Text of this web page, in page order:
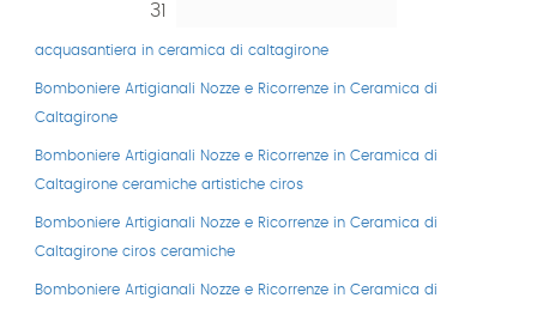
31
acquasantiera in ceramica di caltagirone
Bomboniere Artigianali Nozze e Ricorrenze in Ceramica di
Caltagirone
Bomboniere Artigianali Nozze e Ricorrenze in Ceramica di
Caltagirone ceramiche artistiche ciros
Bomboniere Artigianali Nozze e Ricorrenze in Ceramica di
Caltagirone ciros ceramiche
Bomboniere Artigianali Nozze e Ricorrenze in Ceramica di